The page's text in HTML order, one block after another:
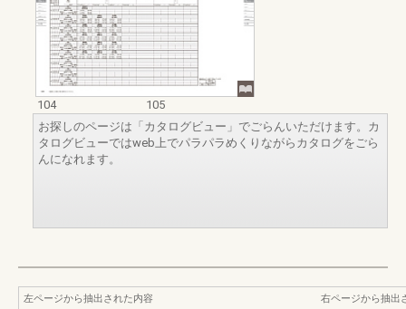
104
105
お探しのページは「カタログビュー」でごらんいただけます。カ
タログビューではweb上でパラパラめくりながらカタログをごら
んになれます。
左ページから抽出された内容
右ページから抽出